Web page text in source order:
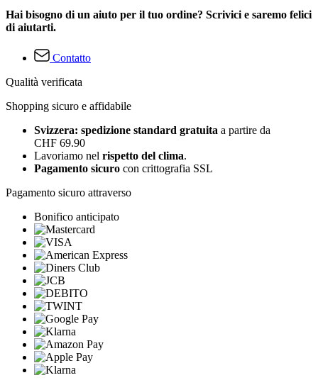
Hai bisogno di un aiuto per il tuo ordine? Scrivici e saremo felici
di aiutarti.
Contatto
Qualità verificata
Shopping sicuro e affidabile
Svizzera: spedizione standard gratuita a partire da
CHF 69.90
Lavoriamo nel rispetto del clima.
Pagamento sicuro con crittografia SSL
Pagamento sicuro attraverso
Bonifico anticipato